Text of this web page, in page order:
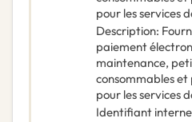
pour les services
Description:
paiement
maintenance,
consommables et
pour les services
Identifiant interne